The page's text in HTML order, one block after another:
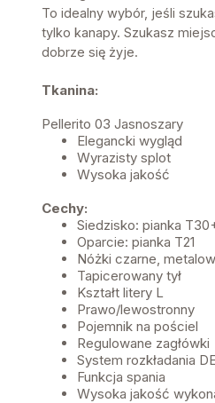
To idealny wybór, jeśli
tylko kanapy. Szukasz
dobrze się żyje.
Tkanina:
Pellerito 03 Jasnoszary
Elegancki wygląd
Wyrazisty splot
Wysoka jakość
Cechy:
Siedzisko: pianka
Oparcie: pianka T21
Nóżki czarne,
Tapicerowany tył
Kształt litery L
Prawo/lewostronny
Pojemnik na pościel
Regulowane zagłówki
System rozkładania
Funkcja spania
Wysoka jakość